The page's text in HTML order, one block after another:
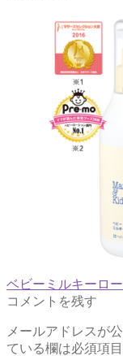
投
ナ
前
の
稿:
ベビーミルキーロ
コメントを残す
メールアドレスが
ている欄は必須項